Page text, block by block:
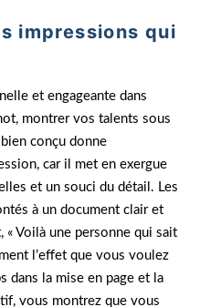
impressions qui
et engageante dans
montrer vos talents sous
conçu donne
car il met en exergue
et un souci du détail. Les
à un document clair et
« Voilà une personne qui sait
l’effet que vous voulez
dans la mise en page et la
vous montrez que vous